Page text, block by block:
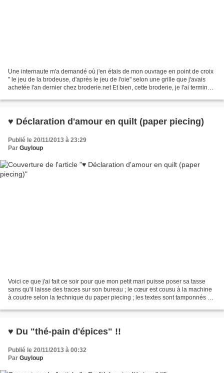
Une internaute m'a demandé où j'en étais de mon ouvrage en point de croix
" le jeu de la brodeuse, d'après le jeu de l'oie" selon une grille que j'avais
achetée l'an dernier chez broderie.net Et bien, cette broderie, je l'ai terminée
♥ Déclaration d'amour en quilt (paper piecing)
Publié le 20/11/2013 à 23:29
Par Guyloup
Voici ce que j'ai fait ce soir pour que mon petit mari puisse poser sa tasse
sans qu'il laisse des traces sur son bureau ; le cœur est cousu à la machine
à coudre selon la technique du paper piecing ; les textes sont tamponnés à
♥ Du "thé-pain d'épices" !!
Publié le 20/11/2013 à 00:32
Par Guyloup